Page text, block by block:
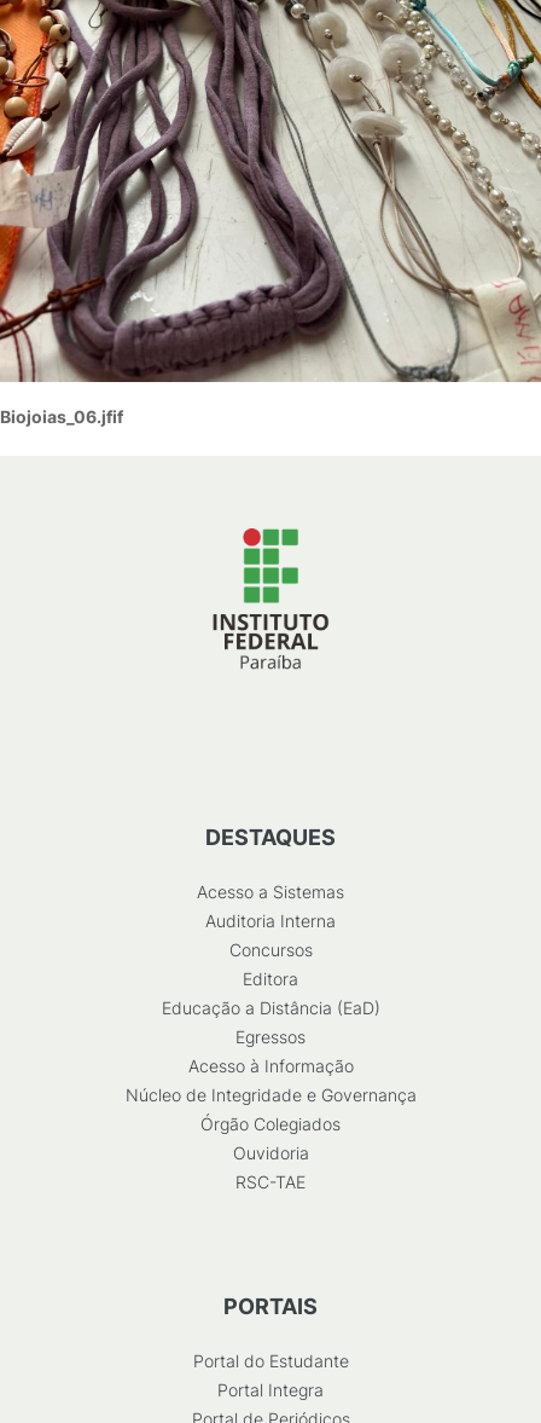
Biojoias_06.jfif
DESTAQUES
Acesso a Sistemas
Auditoria Interna
Concursos
Editora
Educação a Distância (EaD)
Egressos
Acesso à Informação
Núcleo de Integridade e Governança
Órgão Colegiados
Ouvidoria
RSC-TAE
PORTAIS
Portal do Estudante
Portal Integra